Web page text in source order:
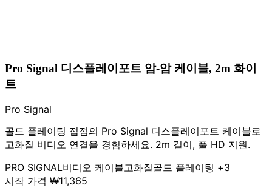
Pro Signal 디스플레이포트 암-암 케이블, 2m 화이
트
Pro Signal
골드 플레이팅 접점의 Pro Signal 디스플레이포트 케이블로
고화질 비디오 연결을 경험하세요. 2m 길이, 풀 HD 지원.
PRO SIGNAL비디오 케이블고화질골드 플레이팅 +3
시작 가격 ₩11,365